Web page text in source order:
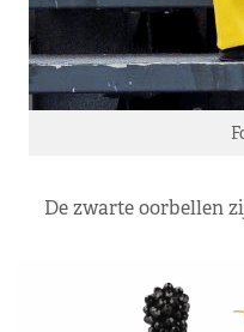
De zwarte oorbellen